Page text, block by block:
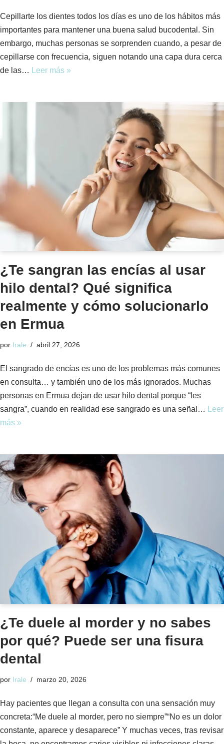
Cepillarte los dientes todos los días es uno de los hábitos más
importantes para mantener una buena salud bucodental. Sin
embargo, muchas personas se sorprenden cuando, a pesar de
cepillarse con frecuencia, siguen notando una capa dura cerca
de las…
Leer más »
¿Te sangran las encías al usar
hilo dental? Qué significa
realmente y cómo solucionarlo
en Ermua
por Irale abril 27, 2026
El sangrado de encías es uno de los problemas más comunes
en consulta… y también uno de los más ignorados. Muchas
personas en Ermua dejan de usar hilo dental porque “les
sangra”, cuando en realidad ese sangrado es una señal…
Leer
más »
¿Te duele al morder y no sabes
por qué? Puede ser una fisura
dental
por Irale marzo 20, 2026
Hay pacientes que llegan a consulta con una sensación muy
concreta:“Me duele al morder, pero no siempre”“No es un dolor
constante, aparece y desaparece” Y muchas veces, tras revisar